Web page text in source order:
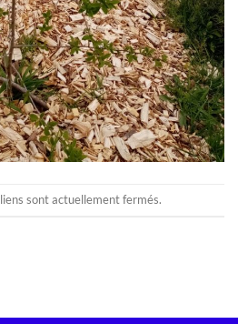
sont actuellement fermés.